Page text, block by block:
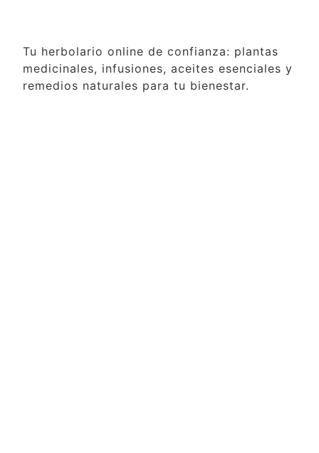
Tu herbolario online de confianza: plantas
medicinales, infusiones, aceites esenciales y
remedios naturales para tu bienestar.